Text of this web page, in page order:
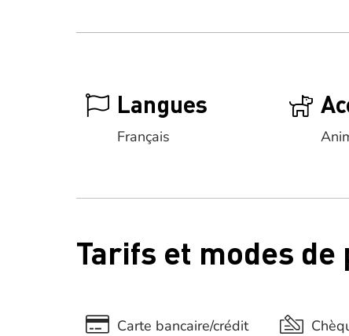
Langues
Français
Tarifs et modes de
Carte bancaire/crédit